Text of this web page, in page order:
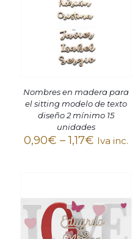
Nombres en madera para
el sitting modelo de texto
diseño 2 mínimo 15
unidades
0,90€ –1,17€ Iva inc.